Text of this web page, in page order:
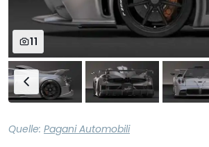
11
Quelle: Pagani Automobili